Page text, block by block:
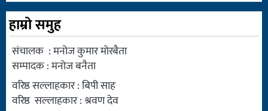
हाम्रो समुह
संचालक : मनोज कुमार मोरबैता
सम्पादक : मनोज बनैता
वरिष्ठ सल्लाहकार : बिपी साह
वरिष्ठ सल्लाहकार : श्रवण देव